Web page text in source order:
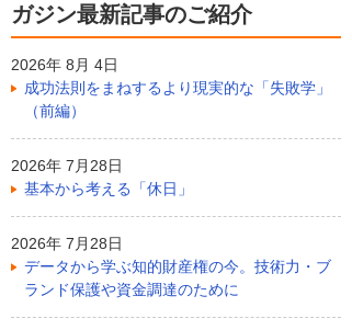
ガジン最新記事のご紹介
2026年 8月 4日
成功法則をまねするより現実的な「失敗学」
（前編）
2026年 7月28日
基本から考える「休日」
2026年 7月28日
データから学ぶ知的財産権の今。技術力・ブ
ランド保護や資金調達のために